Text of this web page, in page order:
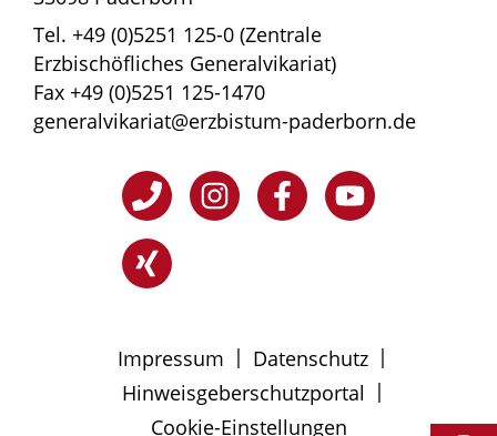
Tel. +49 (0)5251 125-0 (Zentrale
Erzbischöfliches Generalvikariat)
Fax +49 (0)5251 125-1470
generalvikariat@erzbistum-paderborn.de
Impressum | Datenschutz |
Hinweisgeberschutzportal |
Cookie-Einstellungen